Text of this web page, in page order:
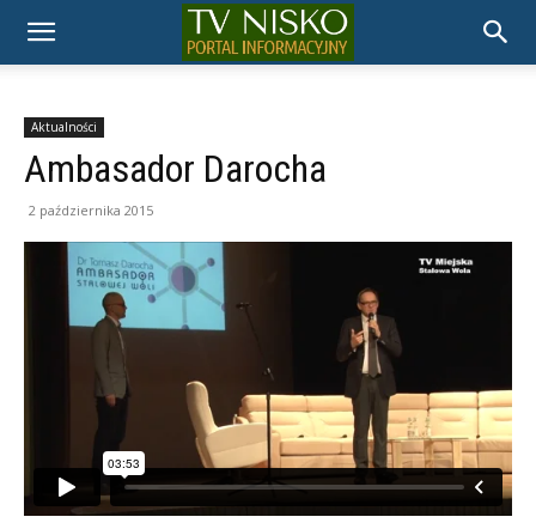
TELEWIZJA
NISKO
Aktualności
Ambasador Darocha
2 października 2015